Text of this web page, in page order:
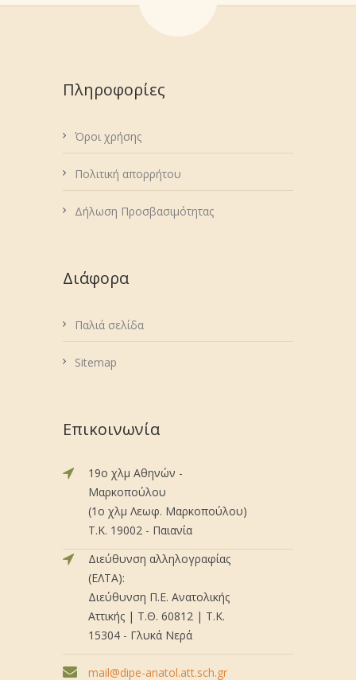
Πληροφορίες
Όροι χρήσης
Πολιτική απορρήτου
Δήλωση Προσβασιμότητας
Διάφορα
Παλιά σελίδα
Sitemap
Επικοινωνία
19ο χλμ Αθηνών -
Μαρκοπούλου
(1ο χλμ Λεωφ. Μαρκοπούλου)
Τ.Κ. 19002 - Παιανία
Διεύθυνση αλληλογραφίας
(ΕΛΤΑ):
Διεύθυνση Π.Ε. Ανατολικής
Αττικής | Τ.Θ. 60812 | Τ.Κ.
15304 - Γλυκά Νερά
mail@dipe-anatol.att.sch.gr